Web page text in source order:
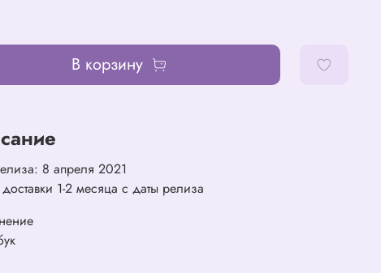
В корзину
8 апреля 2021
1-2 месяца с даты релиза